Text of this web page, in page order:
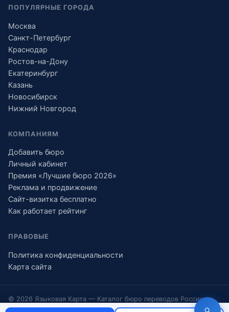
ПОПУЛЯРНЫЕ ГОРОДА
Москва
Санкт-Петербург
Краснодар
Ростов-на-Дону
Екатеринбург
Казань
Новосибирск
Нижний Новгород
КОМПАНИЯМ
Добавить бюро
Личный кабинет
Премия «Лучшие бюро 2026»
Реклама и продвижение
Сайт-визитка бесплатно
Как работает рейтинг
ПРАВОВЫЕ
Политика конфиденциальности
Карта сайта
© 2026 Языковая Карта — Каталог бюро переводов России
Информация носит справочный характер и не является